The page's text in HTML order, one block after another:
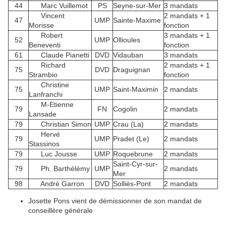
44
Marc Vuillemot PS Seyne-sur-Mer 3 mandats
47
Vincent
Morisse
UMP Sainte-Maxime
2 mandats + 1
fonction
52
Robert
Beneventi
UMP Ollioules
3 mandats + 1
fonction
61
Claude Pianetti DVD Vidauban
3 mandats
75
Richard
Strambio
DVD Draguignan
2 mandats + 1
fonction
75
Christine
Lanfranchi
UMP Saint-Maximin 2 mandats
79
M-Etienne
Lansade
FN Cogolin
2 mandats
79
Christian Simon UMP Crau (La)
2 mandats
79
Hervé
Stassinos
UMP Pradet (Le)
2 mandats
79
Luc Jousse UMP Roquebrune
2 mandats
79
Ph. Barthélémy UMP
Saint-Cyr-sur-
Mer
2 mandats
98
André Garron DVD Solliès-Pont 2 mandats
Josette Pons vient de démissionner de son mandat de
conseillère générale